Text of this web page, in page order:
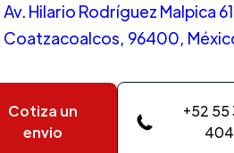
Av. Hilario Rodríguez Malpica
Coatzacoalcos, 96400,
Cotiza un
envio
+52 55